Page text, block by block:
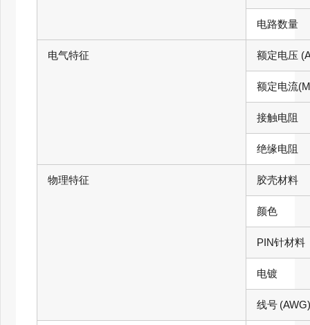
电路数量
电气特征 额定电压
额定电流
接触电阻
绝缘电阻
物理特征 胶壳材料
颜色
PIN针材料
电镀
线号 (AWG)